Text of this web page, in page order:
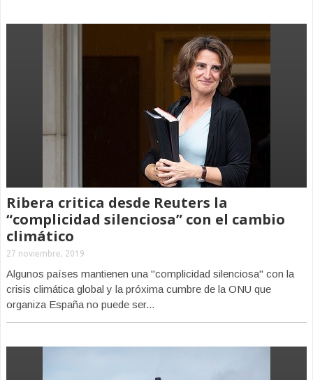
Ribera critica desde Reuters la
“complicidad silenciosa” con el cambio
climático
27 noviembre, 2019
Algunos países mantienen una "complicidad silenciosa" con la
crisis climática global y la próxima cumbre de la ONU que
organiza España no puede ser...